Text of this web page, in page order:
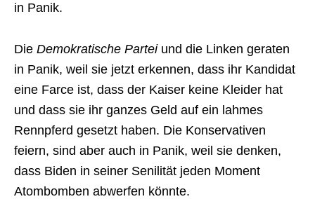
in Panik.
Die Demokratische Parteiund die Linken geraten
in Panik, weil sie jetzt erkennen, dass ihr Kandidat
eine Farce ist, dass der Kaiser keine Kleider hat
und dass sie ihr ganzes Geld auf ein lahmes
Rennpferd gesetzt haben. Die Konservativen
feiern, sind aber auch in Panik, weil sie denken,
dass Biden in seiner Senilität jeden Moment
Atombomben abwerfen könnte.